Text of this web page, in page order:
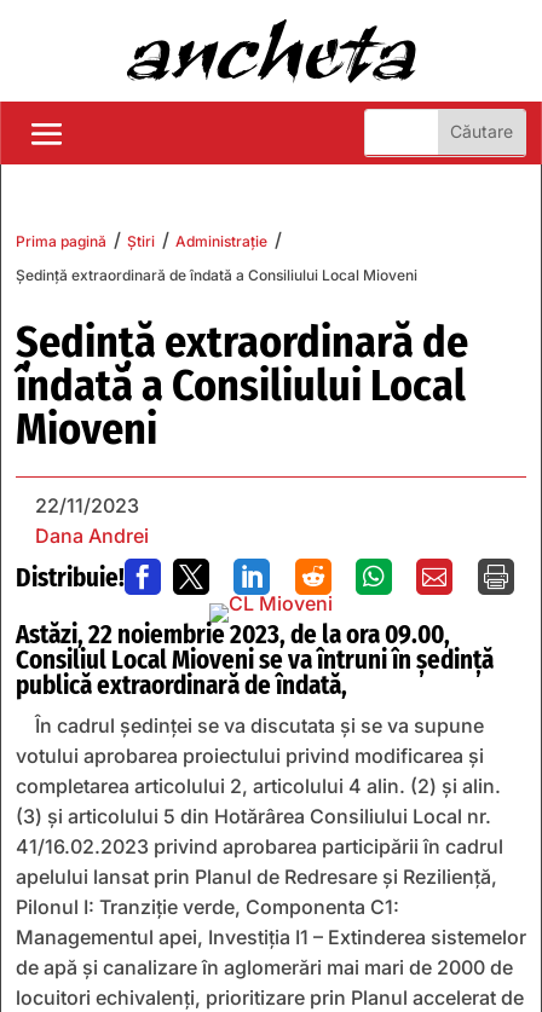
Prima pagină / Știri / Administrație /
Ședință extraordinară de îndată a Consiliului Local Mioveni
Ședință extraordinară de
îndată a Consiliului Local
Mioveni
22/11/2023
Dana Andrei
Distribuie!       
Astăzi, 22 noiembrie 2023, de la ora 09.00,
Consiliul Local Mioveni se va întruni în ședință
publică extraordinară de îndată,
În cadrul ședinței se va discutata și se va supune
votului aprobarea proiectului privind modificarea și
completarea articolului 2, articolului 4 alin. (2) și alin.
(3) și articolului 5 din Hotărârea Consiliului Local nr.
41/16.02.2023 privind aprobarea participării în cadrul
apelului lansat prin Planul de Redresare și Reziliență,
Pilonul I: Tranziție verde, Componenta C1:
Managementul apei, Investiția I1 – Extinderea sistemelor
de apă și canalizare în aglomerări mai mari de 2000 de
locuitori echivalenți, prioritizare prin Planul accelerat de